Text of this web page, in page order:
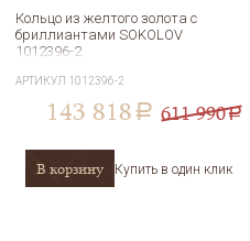
Кольцо из желтого золота с
бриллиантами SOKOLOV
1012396-2
АРТИКУЛ 1012396-2
143 818 a 611 990a
В корзину Купить в один клик